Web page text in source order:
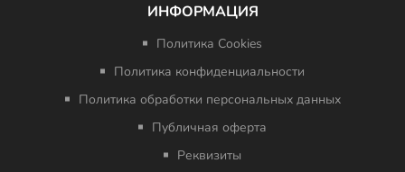
ИНФОРМАЦИЯ
Политика Cookies
Политика конфиденциальности
Политика обработки персональных данных
Публичная оферта
Реквизиты